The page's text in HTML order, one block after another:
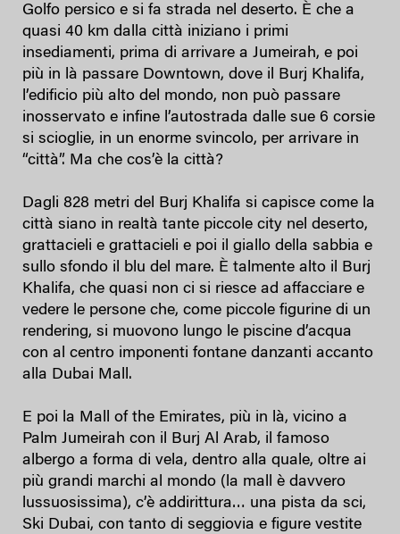
Golfo persico e si fa strada nel deserto. È che a
quasi 40 km dalla città iniziano i primi
insediamenti, prima di arrivare a Jumeirah, e poi
più in là passare Downtown, dove il Burj Khalifa,
l’edificio più alto del mondo, non può passare
inosservato e infine l’autostrada dalle sue 6 corsie
si scioglie, in un enorme svincolo, per arrivare in
“città”. Ma che cos’è la città?
Dagli 828 metri del Burj Khalifa si capisce come la
città siano in realtà tante piccole city nel deserto,
grattacieli e grattacieli e poi il giallo della sabbia e
sullo sfondo il blu del mare. È talmente alto il Burj
Khalifa, che quasi non ci si riesce ad affacciare e
vedere le persone che, come piccole figurine di un
rendering, si muovono lungo le piscine d’acqua
con al centro imponenti fontane danzanti accanto
alla Dubai Mall.
E poi la Mall of the Emirates, più in là, vicino a
Palm Jumeirah con il Burj Al Arab, il famoso
albergo a forma di vela, dentro alla quale, oltre ai
più grandi marchi al mondo (la mall è davvero
lussuosissima), c’è addirittura… una pista da sci,
Ski Dubai, con tanto di seggiovia e figure vestite